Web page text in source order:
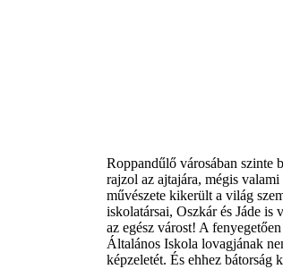
Roppandűlő városában szinte
rajzol az ajtajára, mégis
művészete kikerült a világ
iskolatársai, Oszkár és Jáde is
az egész várost! A
Általános Iskola lovagjának
képzeletét. És ehhez bátorság